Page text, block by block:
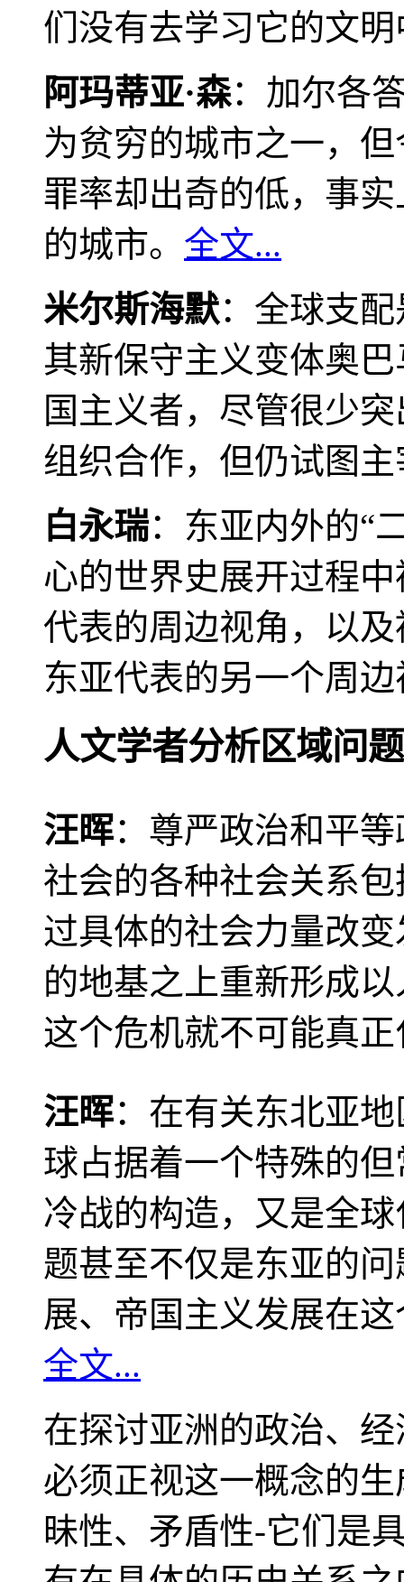
们没有去学习它的文
阿玛蒂亚·森：加尔各
为贫穷的城市之一，
罪率却出奇的低，事
的城市。 全文...
米尔斯海默：全球支
其新保守主义变体奥
国主义者，尽管很少
组织合作，但仍试图
白永瑞：东亚内外的“
心的世界史展开过程
代表的周边视角，以
东亚代表的另一个周
人文学者分析区域问题
汪晖：尊严政治和平
社会的各种社会关系
过具体的社会力量改
的地基之上重新形成
这个危机就不可能真
汪晖：在有关东北亚
球占据着一个特殊的
冷战的构造，又是全
题甚至不仅是东亚的
展、帝国主义发展在
全文...
在探讨亚洲的政治、
必须正视这一概念的
昧性、矛盾性-它们是